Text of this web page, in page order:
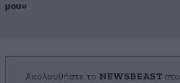
μου»
Ακολουθήστε το NEWSBEAST στο